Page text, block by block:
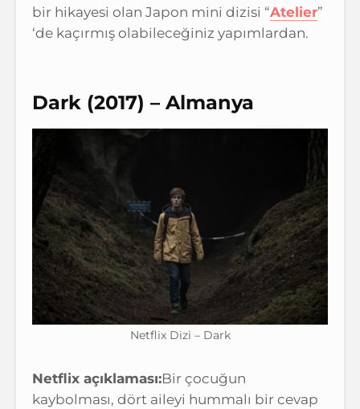
bir hikayesi olan Japon mini dizisi “Atelier”
‘de kaçırmış olabileceğiniz yapımlardan.
Dark (2017) – Almanya
Netflix Dizi – Dark
Netflix açıklaması:Bir çocuğun
kaybolması, dört aileyi hummalı bir cevap